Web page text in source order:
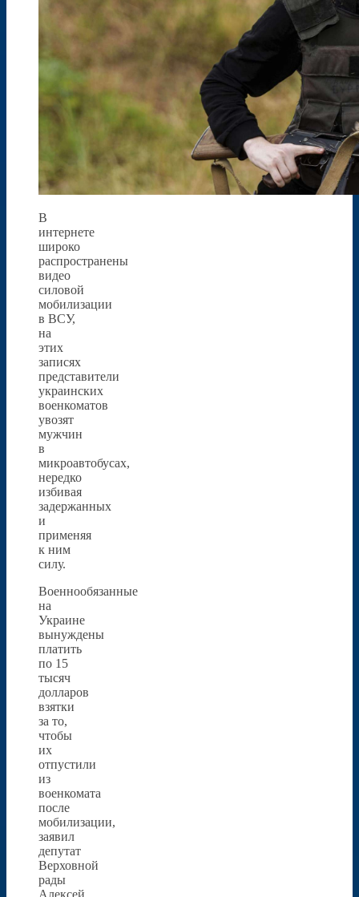
В
интернете
широко
распространены
видео
силовой
мобилизации
в ВСУ,
на
этих
записях
представители
украинских
военкоматов
увозят
мужчин
в
микроавтобусах,
нередко
избивая
задержанных
и
применяя
к ним
силу.
Военнообязанные
на
Украине
вынуждены
платить
по 15
тысяч
долларов
взятки
за то,
чтобы
их
отпустили
из
военкомата
после
мобилизации,
заявил
депутат
Верховной
рады
Алексей